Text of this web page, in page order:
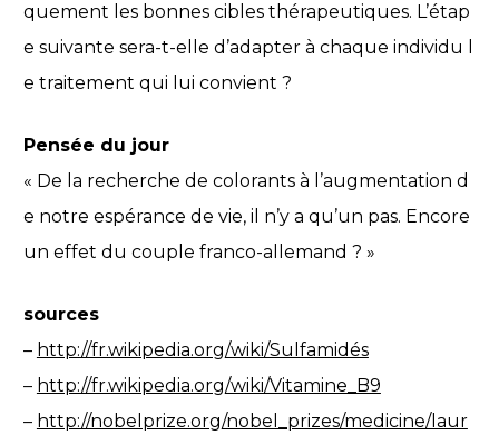
quement les bonnes cibles thérapeutiques. L’étap
e suivante sera-t-elle d’adapter à chaque individu l
e traitement qui lui convient ?
Pensée du jour
« De la recherche de colorants à l’augmentation d
e notre espérance de vie, il n’y a qu’un pas. Encore
un effet du couple franco-allemand ? »
sources
– http://fr.wikipedia.org/wiki/Sulfamidés
– http://fr.wikipedia.org/wiki/Vitamine_B9
– http://nobelprize.org/nobel_prizes/medicine/laur